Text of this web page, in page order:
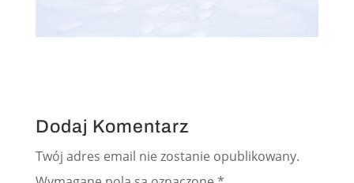
Dodaj Komentarz
Twój adres email nie zostanie opublikowany.